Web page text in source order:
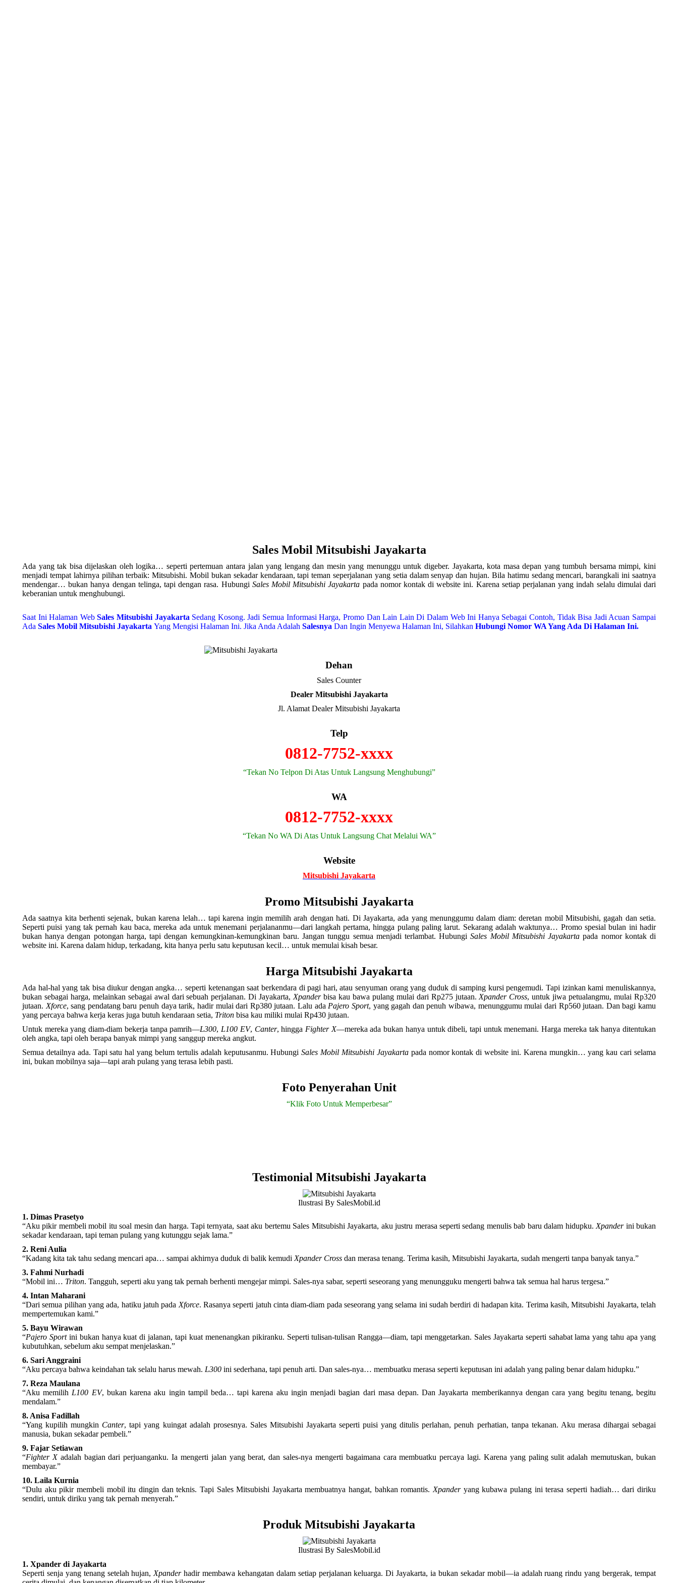
Sales Mobil Mitsubishi Jayakarta
Ada yang tak bisa dijelaskan oleh logika… seperti pertemuan antara jalan yang lengang dan mesin yang menunggu untuk digeber. Jayakarta, kota masa depan yang tumbuh bersama mimpi, kini
menjadi tempat lahirnya pilihan terbaik: Mitsubishi. Mobil bukan sekadar kendaraan, tapi teman seperjalanan yang setia dalam senyap dan hujan. Bila hatimu sedang mencari, barangkali ini saatnya
mendengar… bukan hanya dengan telinga, tapi dengan rasa. Hubungi Sales Mobil Mitsubishi Jayakarta pada nomor kontak di website ini. Karena setiap perjalanan yang indah selalu dimulai dari
keberanian untuk menghubungi.
Saat Ini Halaman WebSales Mitsubishi Jayakarta Sedang Kosong. Jadi Semua Informasi Harga, Promo Dan Lain Lain Di Dalam Web Ini Hanya Sebagai Contoh, Tidak Bisa Jadi Acuan Sampai
Ada Sales Mobil Mitsubishi Jayakarta Yang Mengisi Halaman Ini. Jika Anda Adalah Salesnya Dan Ingin Menyewa Halaman Ini, Silahkan Hubungi Nomor WA Yang Ada Di Halaman Ini.
Dehan
Sales Counter
Dealer Mitsubishi Jayakarta
Jl. Alamat Dealer Mitsubishi Jayakarta
Telp
0812-7752-xxxx
“Tekan No Telpon Di Atas Untuk Langsung Menghubungi”
WA
0812-7752-xxxx
“Tekan No WA Di Atas Untuk Langsung Chat Melalui WA”
Website
Mitsubishi Jayakarta
Promo Mitsubishi Jayakarta
Ada saatnya kita berhenti sejenak, bukan karena lelah… tapi karena ingin memilih arah dengan hati. Di Jayakarta, ada yang menunggumu dalam diam: deretan mobil Mitsubishi, gagah dan setia.
Seperti puisi yang tak pernah kau baca, mereka ada untuk menemani perjalananmu—dari langkah pertama, hingga pulang paling larut. Sekarang adalah waktunya… Promo spesial bulan ini hadir
bukan hanya dengan potongan harga, tapi dengan kemungkinan-kemungkinan baru. Jangan tunggu semua menjadi terlambat. HubungiSales Mobil Mitsubishi Jayakarta pada nomor kontak di
website ini. Karena dalam hidup, terkadang, kita hanya perlu satu keputusan kecil… untuk memulai kisah besar.
Harga Mitsubishi Jayakarta
Ada hal-hal yang tak bisa diukur dengan angka… seperti ketenangan saat berkendara di pagi hari, atau senyuman orang yang duduk di samping kursi pengemudi. Tapi izinkan kami menuliskannya,
bukan sebagai harga, melainkan sebagai awal dari sebuah perjalanan. Di Jayakarta, Xpanderbisa kau bawa pulang mulai dari Rp275 jutaan. Xpander Cross, untuk jiwa petualangmu, mulai Rp320
jutaan. Xforce, sang pendatang baru penuh daya tarik, hadir mulai dari Rp380 jutaan. Lalu ada Pajero Sport, yang gagah dan penuh wibawa, menunggumu mulai dari Rp560 jutaan. Dan bagi kamu
yang percaya bahwa kerja keras juga butuh kendaraan setia, Triton bisa kau miliki mulai Rp430 jutaan.
Untuk mereka yang diam-diam bekerja tanpa pamrih—L300, L100 EV, Canter, hingga Fighter X—mereka ada bukan hanya untuk dibeli, tapi untuk menemani. Harga mereka tak hanya ditentukan
oleh angka, tapi oleh berapa banyak mimpi yang sanggup mereka angkut.
Semua detailnya ada. Tapi satu hal yang belum tertulis adalah keputusanmu. HubungiSales Mobil Mitsubishi Jayakartapada nomor kontak di website ini. Karena mungkin… yang kau cari selama
ini, bukan mobilnya saja—tapi arah pulang yang terasa lebih pasti.
Foto Penyerahan Unit
“Klik Foto Untuk Memperbesar”
Testimonial Mitsubishi Jayakarta
Ilustrasi By SalesMobil.id
1. Dimas Prasetyo
“Aku pikir membeli mobil itu soal mesin dan harga. Tapi ternyata, saat aku bertemu Sales Mitsubishi Jayakarta, aku justru merasa seperti sedang menulis bab baru dalam hidupku. Xpanderini bukan
sekadar kendaraan, tapi teman pulang yang kutunggu sejak lama.”
2. Reni Aulia
“Kadang kita tak tahu sedang mencari apa… sampai akhirnya duduk di balik kemudi Xpander Cross dan merasa tenang. Terima kasih, Mitsubishi Jayakarta, sudah mengerti tanpa banyak tanya.”
3. Fahmi Nurhadi
“Mobil ini… Triton. Tangguh, seperti aku yang tak pernah berhenti mengejar mimpi. Sales-nya sabar, seperti seseorang yang menungguku mengerti bahwa tak semua hal harus tergesa.”
4. Intan Maharani
“Dari semua pilihan yang ada, hatiku jatuh pada Xforce. Rasanya seperti jatuh cinta diam-diam pada seseorang yang selama ini sudah berdiri di hadapan kita. Terima kasih, Mitsubishi Jayakarta, telah
mempertemukan kami.”
5. Bayu Wirawan
“Pajero Sportini bukan hanya kuat di jalanan, tapi kuat menenangkan pikiranku. Seperti tulisan-tulisan Rangga—diam, tapi menggetarkan. Sales Jayakarta seperti sahabat lama yang tahu apa yang
kubutuhkan, sebelum aku sempat menjelaskan.”
6. Sari Anggraini
“Aku percaya bahwa keindahan tak selalu harus mewah. L300 ini sederhana, tapi penuh arti. Dan sales-nya… membuatku merasa seperti keputusan ini adalah yang paling benar dalam hidupku.”
7. Reza Maulana
“Aku memilih L100 EV, bukan karena aku ingin tampil beda… tapi karena aku ingin menjadi bagian dari masa depan. Dan Jayakarta memberikannya dengan cara yang begitu tenang, begitu
mendalam.”
8. Anisa Fadillah
“Yang kupilih mungkin Canter, tapi yang kuingat adalah prosesnya. Sales Mitsubishi Jayakarta seperti puisi yang ditulis perlahan, penuh perhatian, tanpa tekanan. Aku merasa dihargai sebagai
manusia, bukan sekadar pembeli.”
9. Fajar Setiawan
“Fighter Xadalah bagian dari perjuanganku. Ia mengerti jalan yang berat, dan sales-nya mengerti bagaimana cara membuatku percaya lagi. Karena yang paling sulit adalah memutuskan, bukan
membayar.”
10. Laila Kurnia
“Dulu aku pikir membeli mobil itu dingin dan teknis. Tapi Sales Mitsubishi Jayakarta membuatnya hangat, bahkan romantis. Xpanderyang kubawa pulang ini terasa seperti hadiah… dari diriku
sendiri, untuk diriku yang tak pernah menyerah.”
Produk Mitsubishi Jayakarta
Ilustrasi By SalesMobil.id
1. Xpander di Jayakarta
Seperti senja yang tenang setelah hujan, Xpanderhadir membawa kehangatan dalam setiap perjalanan keluarga. Di Jayakarta, ia bukan sekadar mobil—ia adalah ruang rindu yang bergerak, tempat